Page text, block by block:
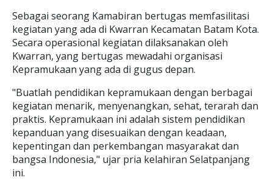
Sebagai seorang Kamabiran bertugas memfasilitasi
kegiatan yang ada di Kwarran Kecamatan Batam Kota.
Secara operasional kegiatan dilaksanakan oleh
Kwarran, yang bertugas mewadahi organisasi
Kepramukaan yang ada di gugus depan.
"Buatlah pendidikan kepramukaan dengan berbagai
kegiatan menarik, menyenangkan, sehat, terarah dan
praktis. Kepramukaan ini adalah sistem pendidikan
kepanduan yang disesuaikan dengan keadaan,
kepentingan dan perkembangan masyarakat dan
bangsa Indonesia," ujar pria kelahiran Selatpanjang
ini.